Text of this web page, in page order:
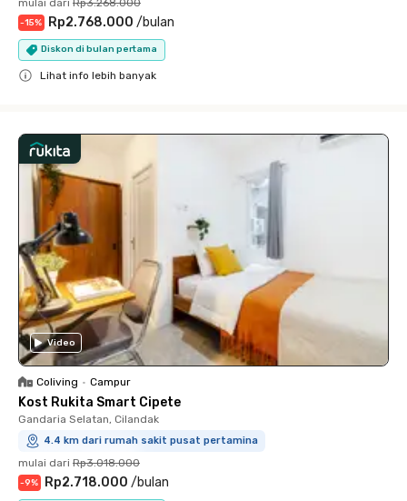
-15% Rp2.768.000 /bulan
Diskon di bulan pertama
Lihat info lebih banyak
Video
Coliving • Campur
Kost Rukita Smart Cipete
Gandaria Selatan, Cilandak
4.4 km dari rumah sakit pusat pertamina
mulai dari Rp3.018.000
-9% Rp2.718.000 /bulan